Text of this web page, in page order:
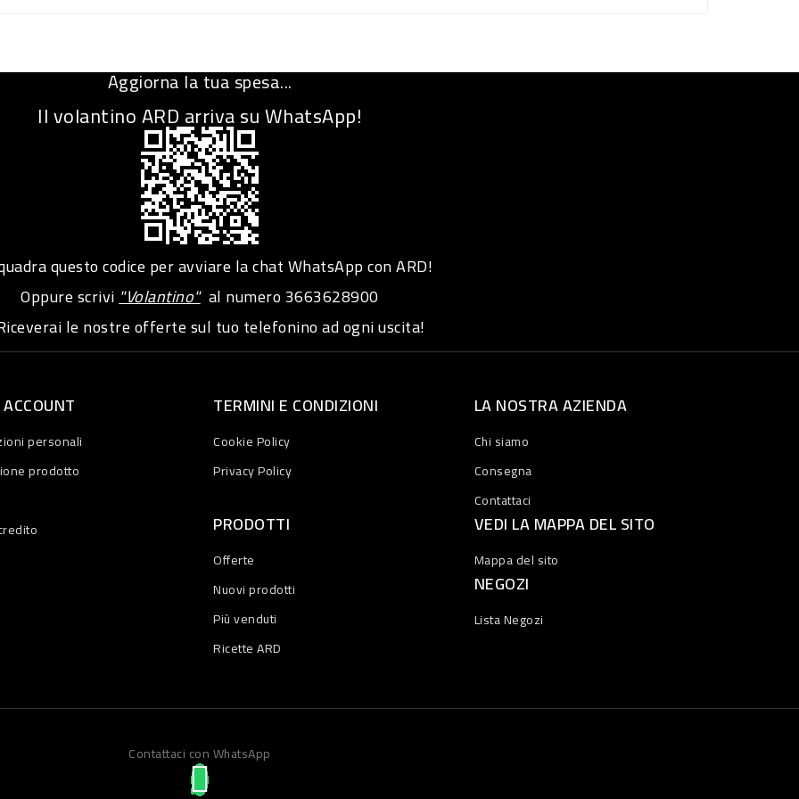
Aggiorna la tua spesa...
Il volantino ARD arriva su WhatsApp!
questo codice per avviare la chat WhatsApp con ARD!
Oppure scrivi"Volantino"al numero3663628900
le nostre offerte sul tuo telefonino ad ogni uscita!
personali
prodotto
TERMINI E CONDIZIONI
Cookie Policy
Privacy Policy
LA NOSTRA AZIENDA
Chi siamo
Consegna
Contattaci
PRODOTTI
Offerte
Nuovi prodotti
Più venduti
Ricette ARD
VEDI LA MAPPA DEL SITO
Mappa del sito
NEGOZI
Lista Negozi
Contattaci con WhatsApp